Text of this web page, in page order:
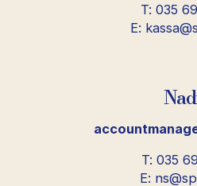
T: 035
E:
T: 035
E: